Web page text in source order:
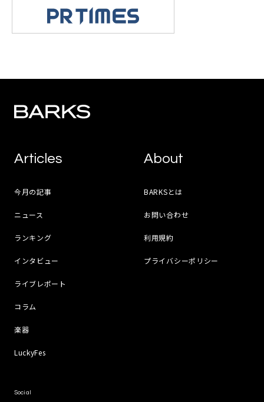
Articles
今月の記事
ニュース
ランキング
インタビュー
ライブレポート
コラム
楽器
LuckyFes
About
BARKSとは
お問い合わせ
利用規約
プライバシーポリシー
Social